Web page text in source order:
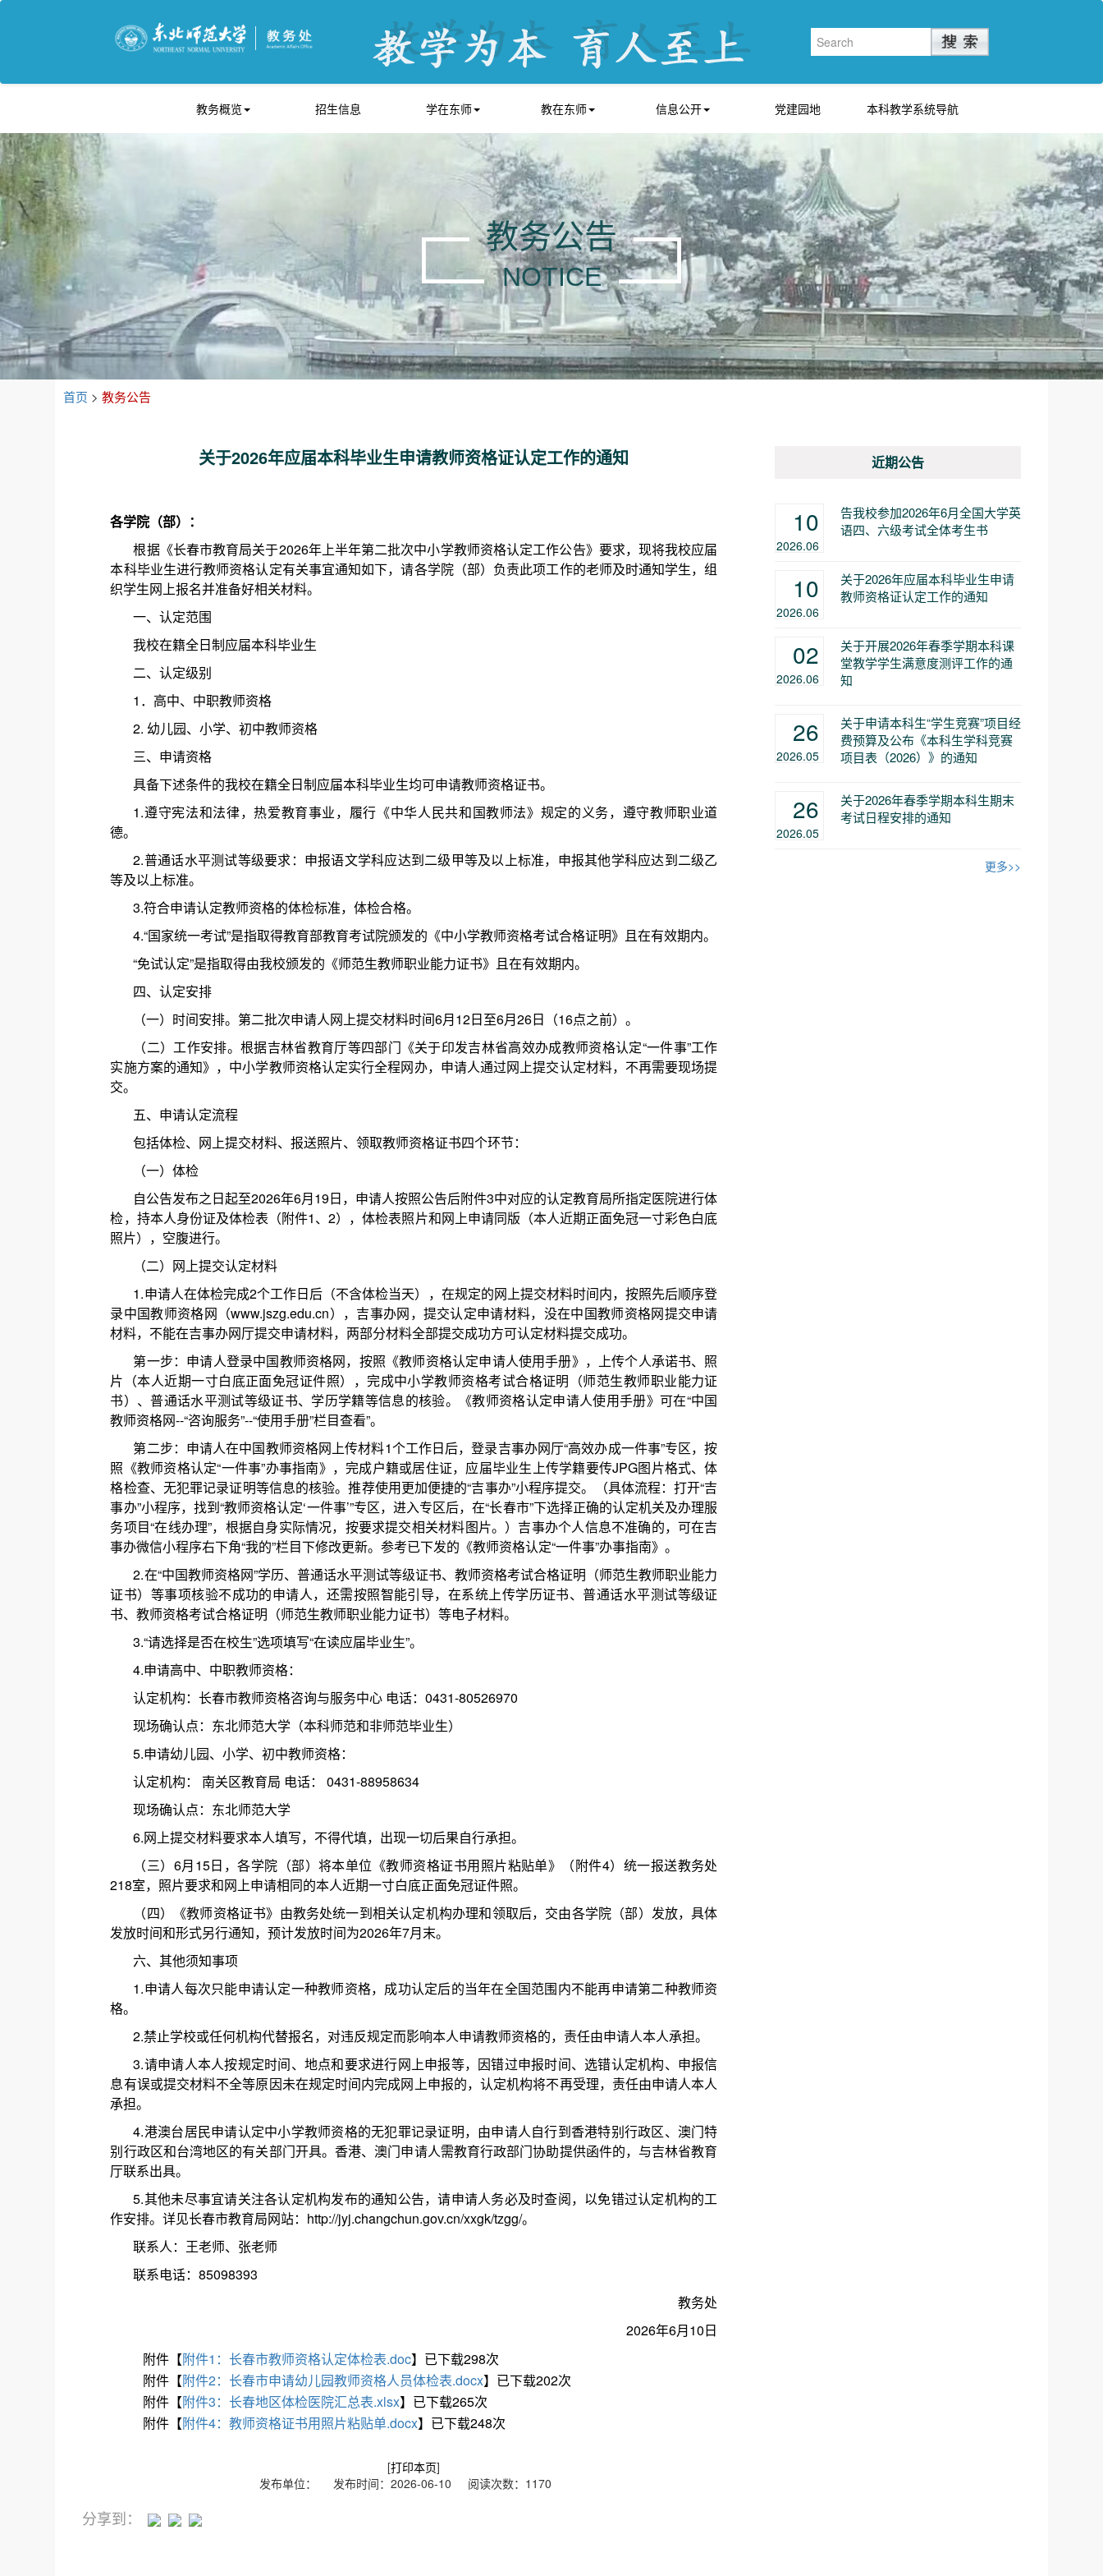
教务概览 招生信息 学在东师 教在东师 信息公开 党建园地 本科教学系统导航
教务公告
NOTICE
首页 > 教务公告
关于2026年应届本科毕业生申请教师资格证认定工作的通知
各学院（部）：
根据《长春市教育局关于2026年上半年第二批次中小学教师资格认定工作公告》要求，现将我校应届
本科毕业生进行教师资格认定有关事宜通知如下，请各学院（部）负责此项工作的老师及时通知学生，组
织学生网上报名并准备好相关材料。
一、认定范围
我校在籍全日制应届本科毕业生
二、认定级别
1．高中、中职教师资格
2. 幼儿园、小学、初中教师资格
三、申请资格
具备下述条件的我校在籍全日制应届本科毕业生均可申请教师资格证书。
1.遵守宪法和法律，热爱教育事业，履行《中华人民共和国教师法》规定的义务，遵守教师职业道
德。
2.普通话水平测试等级要求：申报语文学科应达到二级甲等及以上标准，申报其他学科应达到二级乙
等及以上标准。
3.符合申请认定教师资格的体检标准，体检合格。
4.“国家统一考试”是指取得教育部教育考试院颁发的《中小学教师资格考试合格证明》且在有效期内。
“免试认定”是指取得由我校颁发的《师范生教师职业能力证书》且在有效期内。
四、认定安排
（一）时间安排。第二批次申请人网上提交材料时间6月12日至6月26日（16点之前）。
（二）工作安排。根据吉林省教育厅等四部门《关于印发吉林省高效办成教师资格认定“一件事”工作
实施方案的通知》，中小学教师资格认定实行全程网办，申请人通过网上提交认定材料，不再需要现场提
交。
五、申请认定流程
包括体检、网上提交材料、报送照片、领取教师资格证书四个环节：
（一）体检
自公告发布之日起至2026年6月19日，申请人按照公告后附件3中对应的认定教育局所指定医院进行体
检，持本人身份证及体检表（附件1、2），体检表照片和网上申请同版（本人近期正面免冠一寸彩色白底
照片），空腹进行。
（二）网上提交认定材料
1.申请人在体检完成2个工作日后（不含体检当天），在规定的网上提交材料时间内，按照先后顺序登
录中国教师资格网（www.jszg.edu.cn），吉事办网，提交认定申请材料，没在中国教师资格网提交申请
材料，不能在吉事办网厅提交申请材料，两部分材料全部提交成功方可认定材料提交成功。
第一步：申请人登录中国教师资格网，按照《教师资格认定申请人使用手册》，上传个人承诺书、照
片（本人近期一寸白底正面免冠证件照），完成中小学教师资格考试合格证明（师范生教师职业能力证
书）、普通话水平测试等级证书、学历学籍等信息的核验。《教师资格认定申请人使用手册》可在“中国
教师资格网--“咨询服务”--“使用手册”栏目查看”。
第二步：申请人在中国教师资格网上传材料1个工作日后，登录吉事办网厅“高效办成一件事”专区，按
照《教师资格认定“一件事”办事指南》，完成户籍或居住证，应届毕业生上传学籍要传JPG图片格式、体
格检查、无犯罪记录证明等信息的核验。推荐使用更加便捷的“吉事办”小程序提交。（具体流程：打开“吉
事办”小程序，找到“教师资格认定‘一件事’”专区，进入专区后，在“长春市”下选择正确的认定机关及办理服
务项目“在线办理”，根据自身实际情况，按要求提交相关材料图片。）吉事办个人信息不准确的，可在吉
事办微信小程序右下角“我的”栏目下修改更新。参考已下发的《教师资格认定“一件事”办事指南》。
2.在“中国教师资格网”学历、普通话水平测试等级证书、教师资格考试合格证明（师范生教师职业能力
证书）等事项核验不成功的申请人，还需按照智能引导，在系统上传学历证书、普通话水平测试等级证
书、教师资格考试合格证明（师范生教师职业能力证书）等电子材料。
3.“请选择是否在校生”选项填写“在读应届毕业生”。
4.申请高中、中职教师资格：
认定机构：长春市教师资格咨询与服务中心 电话：0431-80526970
现场确认点：东北师范大学（本科师范和非师范毕业生）
5.申请幼儿园、小学、初中教师资格：
认定机构： 南关区教育局 电话： 0431-88958634
现场确认点：东北师范大学
6.网上提交材料要求本人填写，不得代填，出现一切后果自行承担。
（三）6月15日，各学院（部）将本单位《教师资格证书用照片粘贴单》（附件4）统一报送教务处
218室，照片要求和网上申请相同的本人近期一寸白底正面免冠证件照。
（四）《教师资格证书》由教务处统一到相关认定机构办理和领取后，交由各学院（部）发放，具体
发放时间和形式另行通知，预计发放时间为2026年7月末。
六、其他须知事项
1.申请人每次只能申请认定一种教师资格，成功认定后的当年在全国范围内不能再申请第二种教师资
格。
2.禁止学校或任何机构代替报名，对违反规定而影响本人申请教师资格的，责任由申请人本人承担。
3.请申请人本人按规定时间、地点和要求进行网上申报等，因错过申报时间、选错认定机构、申报信
息有误或提交材料不全等原因未在规定时间内完成网上申报的，认定机构将不再受理，责任由申请人本人
承担。
4.港澳台居民申请认定中小学教师资格的无犯罪记录证明，由申请人自行到香港特别行政区、澳门特
别行政区和台湾地区的有关部门开具。香港、澳门申请人需教育行政部门协助提供函件的，与吉林省教育
厅联系出具。
5.其他未尽事宜请关注各认定机构发布的通知公告，请申请人务必及时查阅，以免错过认定机构的工
作安排。详见长春市教育局网站：http://jyj.changchun.gov.cn/xxgk/tzgg/。
联系人：王老师、张老师
联系电话：85098393
教务处
2026年6月10日
附件【附件1：长春市教师资格认定体检表.doc】已下载298次
附件【附件2：长春市申请幼儿园教师资格人员体检表.docx】已下载202次
附件【附件3：长春地区体检医院汇总表.xlsx】已下载265次
附件【附件4：教师资格证书用照片粘贴单.docx】已下载248次
[打印本页]
发布单位： 发布时间：2026-06-10 阅读次数： 1170
分享到：
近期公告
10
2026.06
告我校参加2026年6月全国大学英
语四、六级考试全体考生书
10
2026.06
关于2026年应届本科毕业生申请
教师资格证认定工作的通知
02
2026.06
关于开展2026年春季学期本科课
堂教学学生满意度测评工作的通
知
26
2026.05
关于申请本科生“学生竞赛”项目经
费预算及公布《本科生学科竞赛
项目表（2026）》的通知
26
2026.05
关于2026年春季学期本科生期末
考试日程安排的通知
更多>>